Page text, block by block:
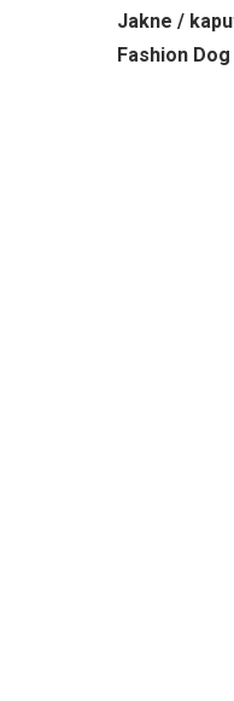
Jakne /
Fashion Dog